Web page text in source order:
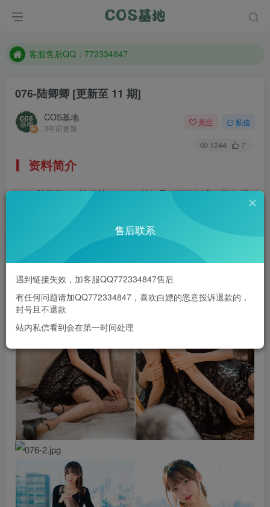
遇到任何问题加客服QQ：772334847
客服售后QQ：772334847
防失联：百度搜索《一七天佳》，实时查看最新站点。
076-陆卿卿 [更新至 11 期]
COS基地
3年前更新
关注 私信
1244 7
资料简介
陆卿卿、B站粉丝39.1W，萌妹子，颜值挺高，跳舞很
棒。微博：@kyokyo不是qq啊
售后联系
遇到链接失效，加客服QQ772334847售后
有任何问题请加QQ772334847，喜欢白嫖的恶意投诉退款的，
封号且不退款
站内私信看到会在第一时间处理